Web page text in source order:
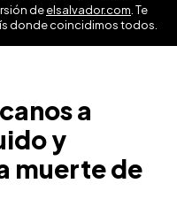
deelsalvador.com . Te
donde coincidimos todos.
a
y
muerte de